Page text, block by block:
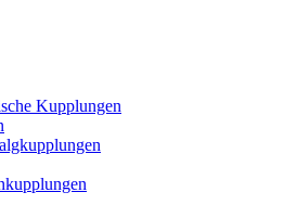
Kupplungen